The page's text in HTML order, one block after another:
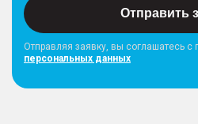
Отправить
Отправляя заявку, вы соглашатесь с
персональных данных